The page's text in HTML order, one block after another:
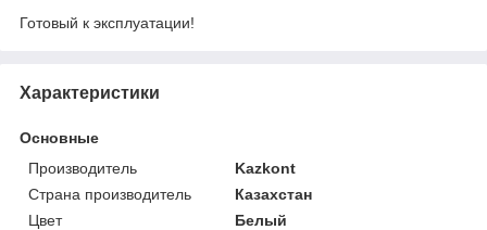
Готовый к эксплуатации!
Характеристики
Основные
Производитель
Kazkont
Страна производитель
Казахстан
Цвет
Белый